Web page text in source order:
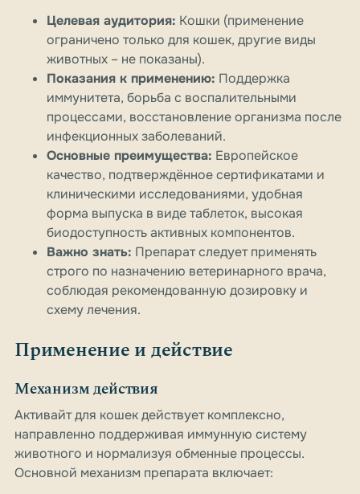
Целевая аудитория: Кошки (применение
ограничено только для кошек, другие виды
животных – не показаны).
Показания к применению: Поддержка
иммунитета, борьба с воспалительными
процессами, восстановление организма после
инфекционных заболеваний.
Основные преимущества: Европейское
качество, подтверждённое сертификатами и
клиническими исследованиями, удобная
форма выпуска в виде таблеток, высокая
биодоступность активных компонентов.
Важно знать: Препарат следует применять
строго по назначению ветеринарного врача,
соблюдая рекомендованную дозировку и
схему лечения.
Применение и действие
Механизм действия
Активайт для кошек действует комплексно,
направленно поддерживая иммунную систему
животного и нормализуя обменные процессы.
Основной механизм препарата включает: